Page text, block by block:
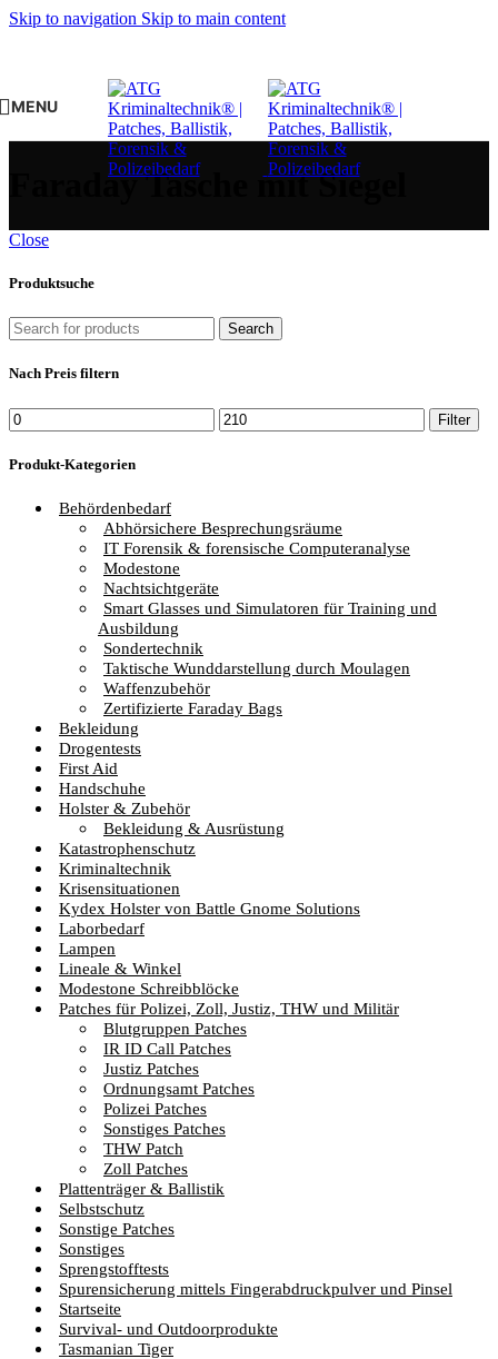
Skip to navigation Skip to main content
MENU
Faraday Tasche mit Siegel
Close
Produktsuche
Search
Nach Preis filtern
Min.
Preis
Max.
Preis
Filter
Produkt-Kategorien
Behördenbedarf
Abhörsichere Besprechungsräume
IT Forensik & forensische Computeranalyse
Modestone
Nachtsichtgeräte
Smart Glasses und Simulatoren für Training und
Ausbildung
Sondertechnik
Taktische Wunddarstellung durch Moulagen
Waffenzubehör
Zertifizierte Faraday Bags
Bekleidung
Drogentests
First Aid
Handschuhe
Holster & Zubehör
Bekleidung & Ausrüstung
Katastrophenschutz
Kriminaltechnik
Krisensituationen
Kydex Holster von Battle Gnome Solutions
Laborbedarf
Lampen
Lineale & Winkel
Modestone Schreibblöcke
Patches für Polizei, Zoll, Justiz, THW und Militär
Blutgruppen Patches
IR ID Call Patches
Justiz Patches
Ordnungsamt Patches
Polizei Patches
Sonstiges Patches
THW Patch
Zoll Patches
Plattenträger & Ballistik
Selbstschutz
Sonstige Patches
Sonstiges
Sprengstofftests
Spurensicherung mittels Fingerabdruckpulver und Pinsel
Startseite
Survival- und Outdoorprodukte
Tasmanian Tiger